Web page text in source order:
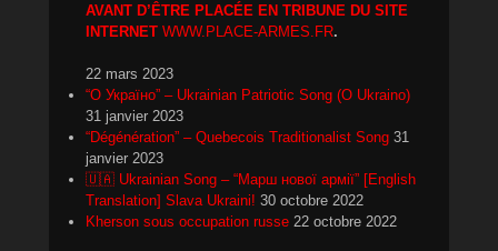
AVANT D’ÊTRE PLACÉE EN TRIBUNE DU SITE
INTERNET WWW.PLACE-ARMES.FR.
22 mars 2023
“О Україно” – Ukrainian Patriotic Song (O Ukraino)
31 janvier 2023
“Dégénération” – Quebecois Traditionalist Song 31
janvier 2023
🇺🇦 Ukrainian Song – “Марш нової армії” [English
Translation] Slava Ukraini! 30 octobre 2022
Kherson sous occupation russe 22 octobre 2022